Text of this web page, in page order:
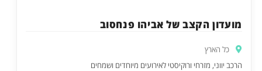
מועדון הקצב של אביהו פנחסוב
כל הארץ
הרכב יווני, מזרחי ורוקיסטי לאירועים מיוחדים ושמחים